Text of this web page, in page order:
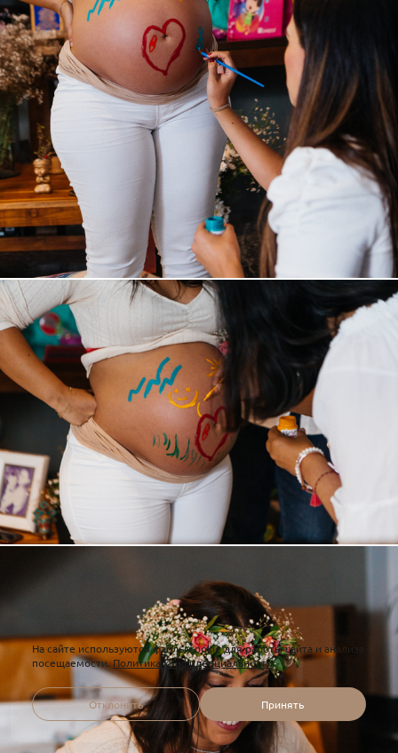
На сайте используются файлы cookie для работы сайта и анализа
посещаемости.Политика конфиденциальности
Отклонить Принять